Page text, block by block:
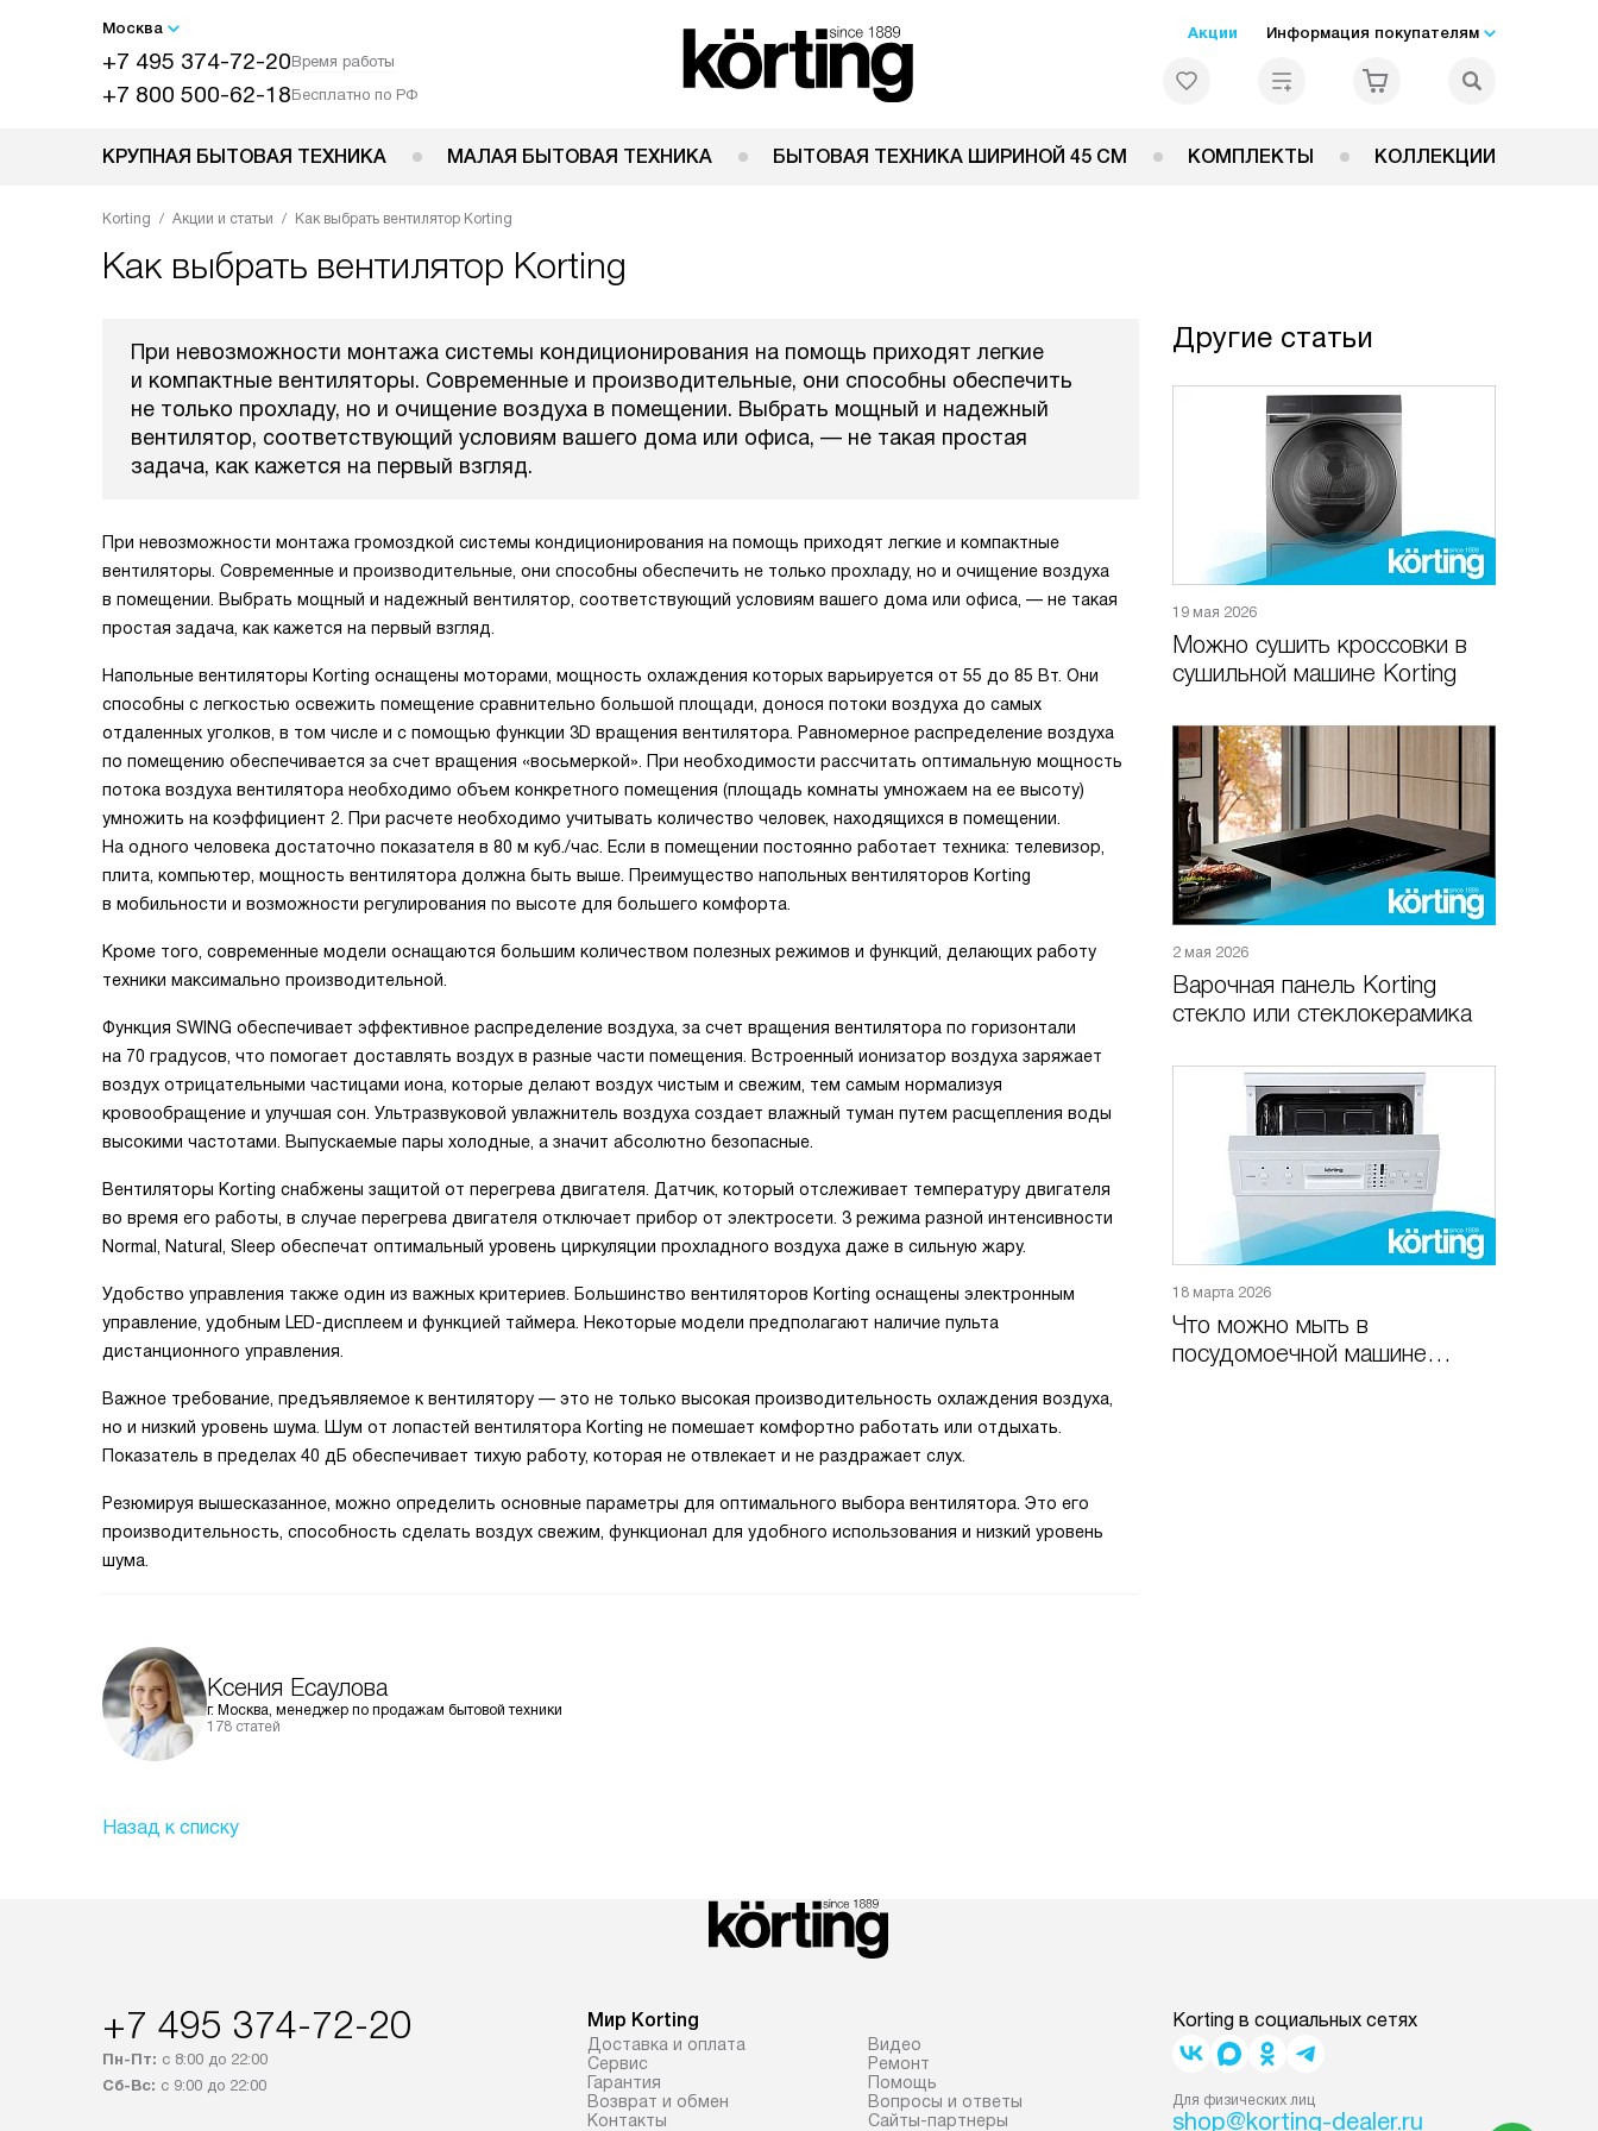
Москва
+7 495 374-72-20Время работы
+7 800 500-62-18Бесплатно по РФ
Акции Информация покупателям
КРУПНАЯ БЫТОВАЯ ТЕХНИКА МАЛАЯ БЫТОВАЯ ТЕХНИКА БЫТОВАЯ ТЕХНИКА ШИРИНОЙ 45 СМ КОМПЛЕКТЫ КОЛЛЕКЦИИ
Korting Акции и статьи Как выбрать вентилятор Korting
Как выбрать вентилятор Korting
При невозможности монтажа системы кондиционирования на помощь приходят легкие
и компактные вентиляторы. Современные и производительные, они способны обеспечить
не только прохладу, но и очищение воздуха в помещении. Выбрать мощный и надежный
вентилятор, соответствующий условиям вашего дома или офиса, — не такая простая
задача, как кажется на первый взгляд.
При невозможности монтажа громоздкой системы кондиционирования на помощь приходят легкие и компактные
вентиляторы. Современные и производительные, они способны обеспечить не только прохладу, но и очищение воздуха
в помещении. Выбрать мощный и надежный вентилятор, соответствующий условиям вашего дома или офиса, — не такая
простая задача, как кажется на первый взгляд.
Напольные вентиляторы Korting оснащены моторами, мощность охлаждения которых варьируется от 55 до 85 Вт. Они
способны с легкостью освежить помещение сравнительно большой площади, донося потоки воздуха до самых
отдаленных уголков, в том числе и с помощью функции 3D вращения вентилятора. Равномерное распределение воздуха
по помещению обеспечивается за счет вращения «восьмеркой». При необходимости рассчитать оптимальную мощность
потока воздуха вентилятора необходимо объем конкретного помещения (площадь комнаты умножаем на ее высоту)
умножить на коэффициент 2. При расчете необходимо учитывать количество человек, находящихся в помещении.
На одного человека достаточно показателя в 80 м куб./час. Если в помещении постоянно работает техника: телевизор,
плита, компьютер, мощность вентилятора должна быть выше. Преимущество напольных вентиляторов Korting
в мобильности и возможности регулирования по высоте для большего комфорта.
Кроме того, современные модели оснащаются большим количеством полезных режимов и функций, делающих работу
техники максимально производительной.
Функция SWING обеспечивает эффективное распределение воздуха, за счет вращения вентилятора по горизонтали
на 70 градусов, что помогает доставлять воздух в разные части помещения. Встроенный ионизатор воздуха заряжает
воздух отрицательными частицами иона, которые делают воздух чистым и свежим, тем самым нормализуя
кровообращение и улучшая сон. Ультразвуковой увлажнитель воздуха создает влажный туман путем расщепления воды
высокими частотами. Выпускаемые пары холодные, а значит абсолютно безопасные.
Вентиляторы Korting снабжены защитой от перегрева двигателя. Датчик, который отслеживает температуру двигателя
во время его работы, в случае перегрева двигателя отключает прибор от электросети. 3 режима разной интенсивности
Normal, Natural, Sleep обеспечат оптимальный уровень циркуляции прохладного воздуха даже в сильную жару.
Удобство управления также один из важных критериев. Большинство вентиляторов Korting оснащены электронным
управление, удобным LED-дисплеем и функцией таймера. Некоторые модели предполагают наличие пульта
дистанционного управления.
Важное требование, предъявляемое к вентилятору — это не только высокая производительность охлаждения воздуха,
но и низкий уровень шума. Шум от лопастей вентилятора Korting не помешает комфортно работать или отдыхать.
Показатель в пределах 40 дБ обеспечивает тихую работу, которая не отвлекает и не раздражает слух.
Резюмируя вышесказанное, можно определить основные параметры для оптимального выбора вентилятора. Это его
производительность, способность сделать воздух свежим, функционал для удобного использования и низкий уровень
шума.
Ксения Есаулова
г. Москва, менеджер по продажам бытовой техники
178 статей
Назад к списку
Другие статьи
19 мая 2026
Можно сушить кроссовки в
сушильной машине Korting
2 мая 2026
Варочная панель Korting
стекло или стеклокерамика
18 марта 2026
Что можно мыть в
посудомоечной машине
+7 495 374-72-20
Пн-Пт: с 8:00 до 22:00
Сб-Вс: с 9:00 до 22:00
Мир Korting
Доставка и оплата
Сервис
Гарантия
Возврат и обмен
Контакты
Видео
Ремонт
Помощь
Вопросы и ответы
Сайты-партнеры
Korting в социальных сетях
Для физических лиц
shop@korting-dealer.ru